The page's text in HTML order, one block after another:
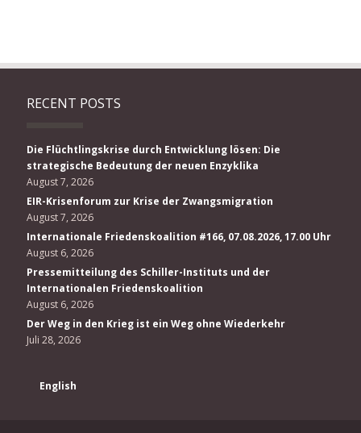
RECENT POSTS
Die Flüchtlingskrise durch Entwicklung lösen: Die
strategische Bedeutung der neuen Enzyklika
August 7, 2026
EIR-Krisenforum zur Krise der Zwangsmigration
August 7, 2026
Internationale Friedenskoalition #166, 07.08.2026, 17.00 Uhr
August 6, 2026
Pressemitteilung des Schiller-Instituts und der
Internationalen Friedenskoalition
August 6, 2026
Der Weg in den Krieg ist ein Weg ohne Wiederkehr
Juli 28, 2026
English